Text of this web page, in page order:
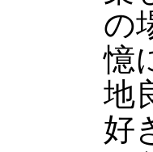
の
憶
地
好